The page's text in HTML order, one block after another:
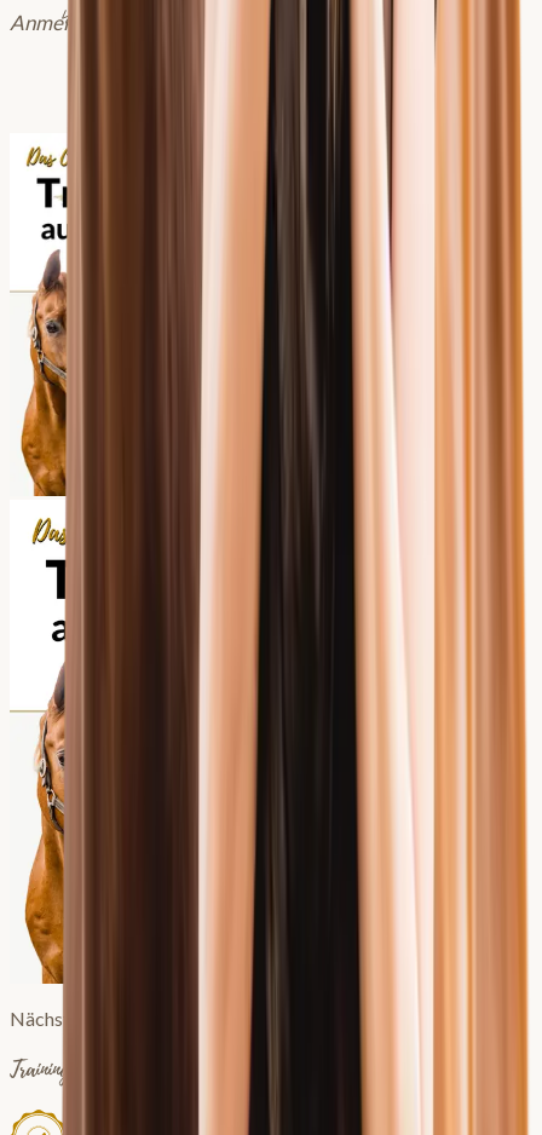
Anmeldephasen auf der Website)
Vormerken
Nächste Live-Runde: Herbst 2026
Trainingsplanung aus medizinischer Sicht